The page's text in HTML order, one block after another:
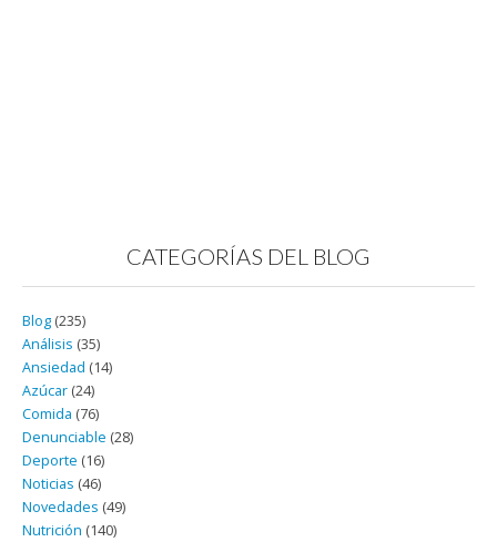
CATEGORÍAS DEL BLOG
Blog (235)
Análisis (35)
Ansiedad (14)
Azúcar (24)
Comida (76)
Denunciable (28)
Deporte (16)
Noticias (46)
Novedades (49)
Nutrición (140)